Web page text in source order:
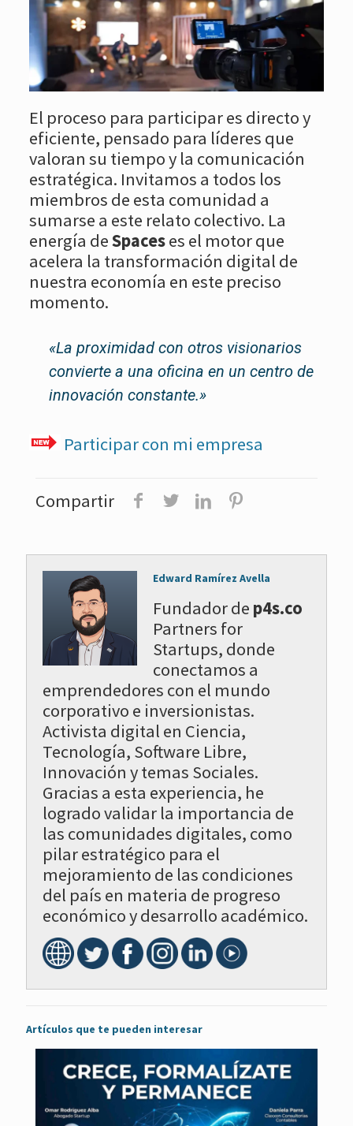
El proceso para participar es directo y
eficiente, pensado para líderes que
valoran su tiempo y la comunicación
estratégica. Invitamos a todos los
miembros de esta comunidad a
sumarse a este relato colectivo. La
energía deSpaceses el motor que
acelera la transformación digital de
nuestra economía en este preciso
momento.
«La proximidad con otros visionarios
convierte a una oficina en un centro de
innovación constante.»
Participar con mi empresa
Compartir
Edward Ramírez Avella
Fundador de p4s.co
Partners for
Startups, donde
conectamos a
emprendedores con el mundo
corporativo e inversionistas.
Activista digital en Ciencia,
Tecnología, Software Libre,
Innovación y temas Sociales.
Gracias a esta experiencia, he
logrado validar la importancia de
las comunidades digitales, como
pilar estratégico para el
mejoramiento de las condiciones
del país en materia de progreso
económico y desarrollo académico.
Artículos que te pueden interesar